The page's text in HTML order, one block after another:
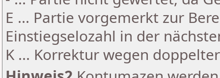
E ... Partie vorgemerkt zur
Einstiegselozahl in der
K ... Korrektur wegen